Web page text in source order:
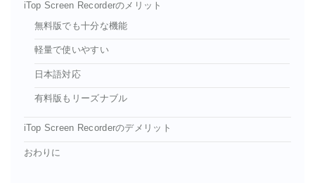
iTop Screen Recorderのメリット
無料版でも十分な機能
軽量で使いやすい
日本語対応
有料版もリーズナブル
iTop Screen Recorderのデメリット
おわりに